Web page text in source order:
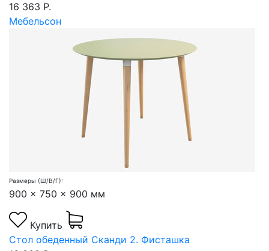
16 363 Р.
Мебельсон
Размеры (Ш/В/Г):
900 x 750 x 900 мм
Купить
Стол обеденный Сканди 2. Фисташка